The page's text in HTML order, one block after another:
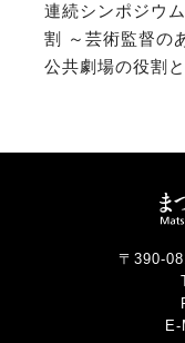
連続シンポジウ
割 ～芸術監督の
公共劇場の役割
〒390-